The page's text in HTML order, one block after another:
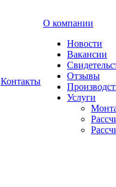
Контакты
О компании
Новости
Вакансии
Отзывы
Услуги